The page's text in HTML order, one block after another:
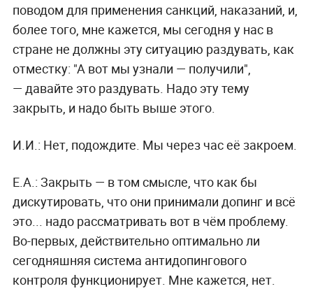
поводом для применения санкций, наказаний, и,
более того, мне кажется, мы сегодня у нас в
стране не должны эту ситуацию раздувать, как
отместку: "А вот мы узнали — получили",
— давайте это раздувать. Надо эту тему
закрыть, и надо быть выше этого.
И.И.: Нет, подождите. Мы через час её закроем.
Е.А.: Закрыть — в том смысле, что как бы
дискутировать, что они принимали допинг и всё
это... надо рассматривать вот в чём проблему.
Во-первых, действительно оптимально ли
сегодняшняя система антидопингового
контроля функционирует. Мне кажется, нет.